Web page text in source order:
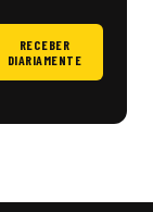
RECEBER
DIARIAMENTE